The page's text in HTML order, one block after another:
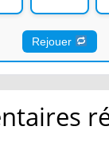
Rejouer